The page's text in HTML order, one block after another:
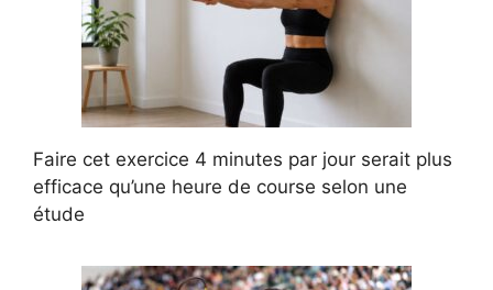
Faire cet exercice 4 minutes par jour serait plus
efficace qu’une heure de course selon une
étude